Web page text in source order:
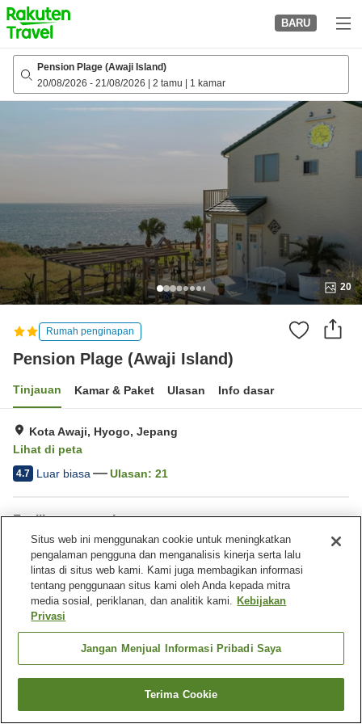
to
top
page
BARU
Pension Plage (Awaji Island)
20/08/2026 - 21/08/2026 2 tamu 1 kamar
20
Rumah penginapan
Pension Plage (Awaji Island)
Tinjauan Kamar & Paket Ulasan Info dasar
Kota Awaji, Hyogo, Jepang
Lihat di peta
4.7 Luar biasa Ulasan: 21
Fasilitas properti
Tempat parkir
Toko
Barbekyu
Beranda Jepang Hyogo
Kota Awaji
Pension Plage (Awaji Island)
Cari kamar
Situs web ini menggunakan cookie untuk meningkatkan
pengalaman pengguna dan menganalisis kinerja serta lalu
lintas di situs web kami. Kami juga membagikan informasi
tentang penggunaan situs kami oleh Anda kepada mitra
media sosial, periklanan, dan analitik kami. Kebijakan
Privasi
Jangan Menjual Informasi Pribadi Saya
Terima Cookie